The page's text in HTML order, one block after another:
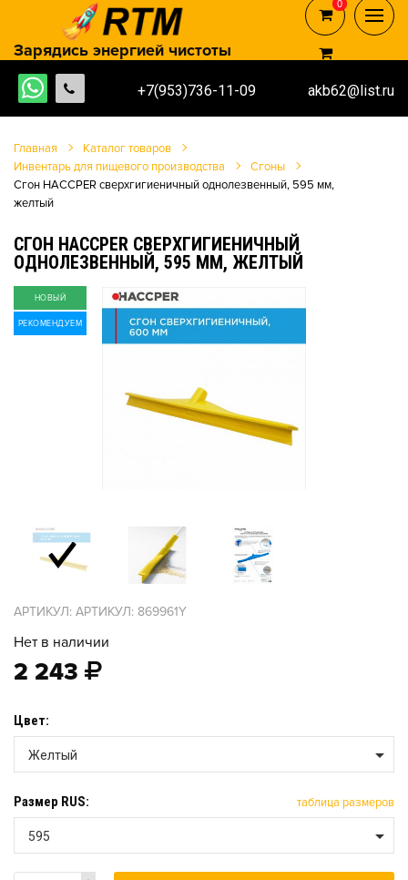
+7(953)736-11-09 akb62@list.ru
Зарядись энергией чистоты
0
0
Главная
Каталог товаров
Инвентарь для пищевого производства
Сгоны
Сгон HACCPER сверхгигиеничный однолезвенный, 595 мм,
желтый
СГОН HACCPER СВЕРХГИГИЕНИЧНЫЙ
ОДНОЛЕЗВЕННЫЙ, 595 ММ, ЖЕЛТЫЙ
НОВЫЙ
РЕКОМЕНДУЕМ
АРТИКУЛ: АРТИКУЛ: 869961Y
Нет в наличии
2 243
Цвет:
Желтый
Размер RUS: таблица размеров
595